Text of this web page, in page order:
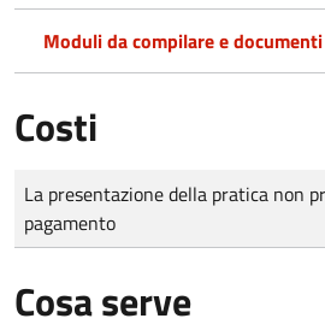
Moduli da compilare e
Costi
Tipo di pagamento
Importo
La presentazione della pratica non
pagamento
Cosa serve